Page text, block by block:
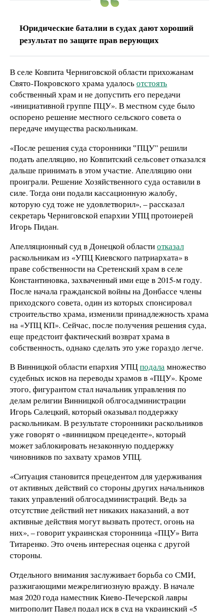
Юридические баталии в судах дают хороший
результат по защите прав верующих
В селе Ковпита Черниговской области прихожанам
Свято-Покровского храма удалосьотстоять
собственный храм и не допустить его передачи
«инициативной группе ПЦУ». В местном суде было
оспорено решение местного сельского совета о
передаче имущества раскольникам.
«После решения суда сторонники ‟ПЦУ” решили
подать апелляцию, но Ковпитский сельсовет отказался
дальше принимать в этом участие. Апелляцию они
проиграли. Решение Хозяйственного суда оставили в
силе. Тогда они подали кассационную жалобу,
которую суд тоже не удовлетворил», – рассказал
секретарь Черниговской епархии УПЦ протоиерей
Игорь Пидан.
Апелляционный суд в Донецкой областиотказал
раскольникам из «УПЦ Киевского патриархата» в
праве собственности на Сретенский храм в селе
Константиновка, захваченный ими еще в 2015-м году.
После начала гражданской войны на Донбассе члены
приходского совета, один из которых спонсировал
строительство храма, изменили принадлежность храма
на «УПЦ КП». Сейчас, после получения решения суда,
еще предстоит фактический возврат храма в
собственность, однако сделать это уже гораздо легче.
В Винницкой области епархия УПЦподаламножество
судебных исков на переводы храмов в «ПЦУ». Кроме
этого, фигурантом стал начальник управления по
делам религии Винницкой облгосадминистрации
Игорь Салецкий, который оказывал поддержку
раскольникам. В результате сторонники раскольников
уже говорят о «винницком прецеденте», который
может заблокировать незаконную поддержку
чиновников по захвату храмов УПЦ.
«Ситуация становится прецедентом для удерживания
от активных действий со стороны других начальников
таких управлений облгосадминистраций. Ведь за
отсутствие действий нет никаких наказаний, а вот
активные действия могут вызвать протест, огонь на
них», – говорит украинская сторонница «ПЦУ» Вита
Титаренко. Это очень интересная оценка с другой
стороны.
Отдельного внимания заслуживает борьба со СМИ,
разжигающими межрелигиозную вражду. В начале
мая 2020 года наместник Киево-Печерской лавры
митрополит Павел подал иск в суд на украинский «5